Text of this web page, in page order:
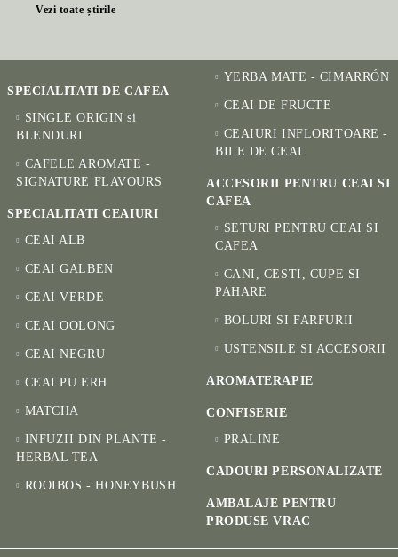
Vezi toate știrile
SPECIALITATI DE CAFEA
SINGLE ORIGIN si
BLENDURI
CAFELE AROMATE -
SIGNATURE FLAVOURS
SPECIALITATI CEAIURI
CEAI ALB
CEAI GALBEN
CEAI VERDE
CEAI OOLONG
CEAI NEGRU
CEAI PU ERH
MATCHA
INFUZII DIN PLANTE -
HERBAL TEA
ROOIBOS - HONEYBUSH
YERBA MATE - CIMARRÓN
CEAI DE FRUCTE
CEAIURI INFLORITOARE -
BILE DE CEAI
ACCESORII PENTRU CEAI SI
CAFEA
SETURI PENTRU CEAI SI
CAFEA
CANI, CESTI, CUPE SI
PAHARE
BOLURI SI FARFURII
USTENSILE SI ACCESORII
AROMATERAPIE
CONFISERIE
PRALINE
CADOURI PERSONALIZATE
AMBALAJE PENTRU
PRODUSE VRAC